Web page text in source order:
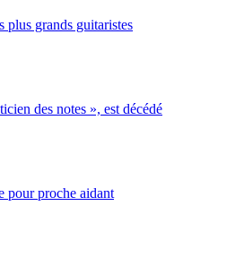
plus grands guitaristes
des notes », est décédé
pour proche aidant